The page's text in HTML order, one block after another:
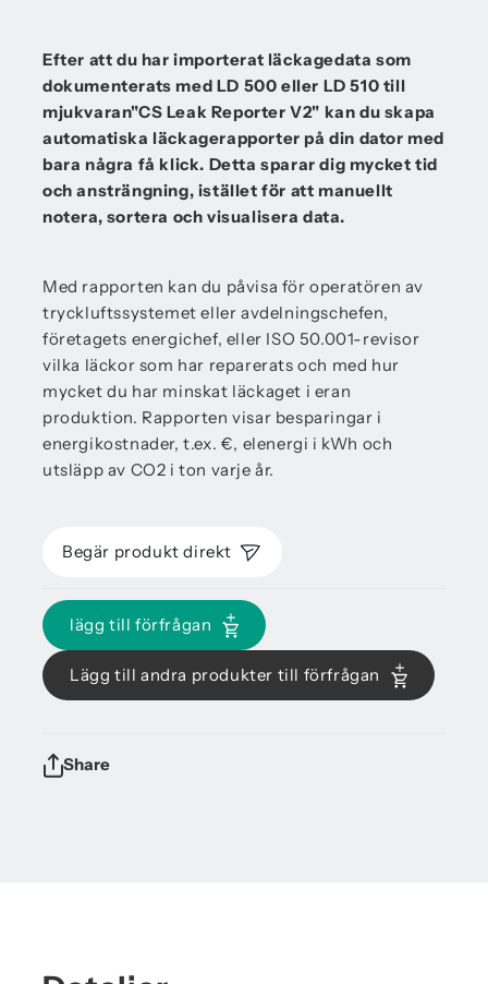
Efter att du har importerat läckagedata som
dokumenterats med LD 500 eller LD 510 till
mjukvaran"CS Leak Reporter V2" kan du skapa
automatiska läckagerapporter på din dator med
bara några få klick. Detta sparar dig mycket tid
och ansträngning, istället för att manuellt
notera, sortera och visualisera data.
Med rapporten kan du påvisa för operatören av
tryckluftssystemet eller avdelningschefen,
företagets energichef, eller ISO 50.001-revisor
vilka läckor som har reparerats och med hur
mycket du har minskat läckaget i eran
produktion. Rapporten visar besparingar i
energikostnader, t.ex. €, elenergi i kWh och
utsläpp av CO2 i ton varje år.
Begär produkt direkt
lägg till förfrågan
Lägg till andra produkter till förfrågan
Share